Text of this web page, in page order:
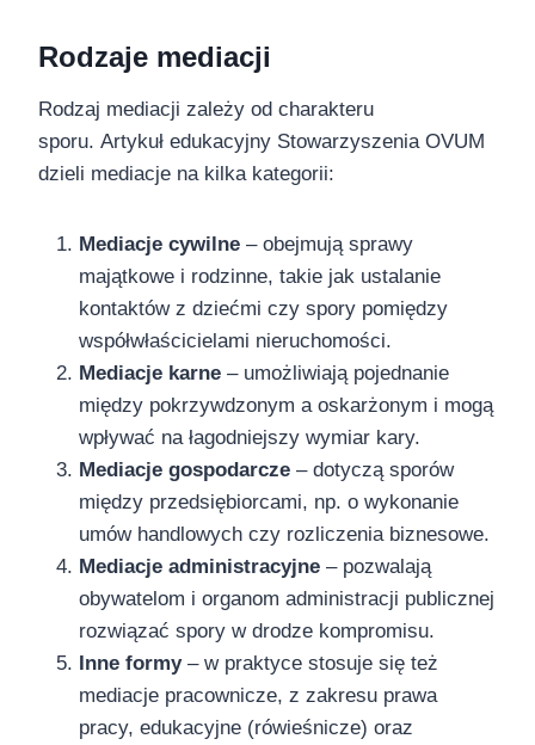
Rodzaje mediacji
Rodzaj mediacji zależy od charakteru
sporu. Artykuł edukacyjny Stowarzyszenia OVUM
dzieli mediacje na kilka kategorii:
Mediacje cywilne – obejmują sprawy
majątkowe i rodzinne, takie jak ustalanie
kontaktów z dziećmi czy spory pomiędzy
współwłaścicielami nieruchomości.
Mediacje karne – umożliwiają pojednanie
między pokrzywdzonym a oskarżonym i mogą
wpływać na łagodniejszy wymiar kary.
Mediacje gospodarcze – dotyczą sporów
między przedsiębiorcami, np. o wykonanie
umów handlowych czy rozliczenia biznesowe.
Mediacje administracyjne – pozwalają
obywatelom i organom administracji publicznej
rozwiązać spory w drodze kompromisu.
Inne formy– w praktyce stosuje się też
mediacje pracownicze, z zakresu prawa
pracy, edukacyjne (rówieśnicze) oraz